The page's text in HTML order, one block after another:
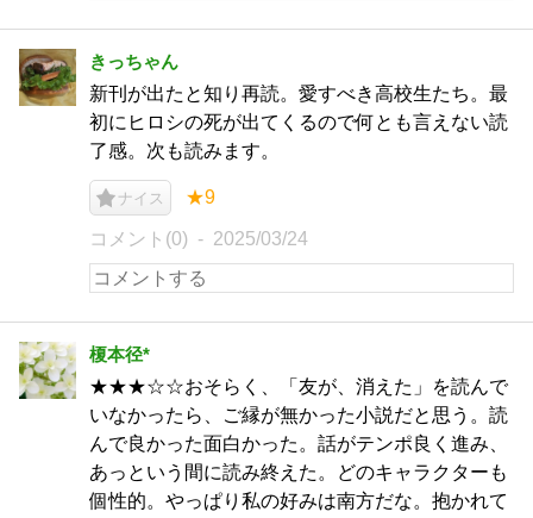
きっちゃん
新刊が出たと知り再読。愛すべき高校生たち。最
初にヒロシの死が出てくるので何とも言えない読
了感。次も読みます。
ナイス ★9
コメント(0) 2025/03/24
榎本径*
★★★☆☆おそらく、「友が、消えた」を読んで
いなかったら、ご縁が無かった小説だと思う。読
んで良かった面白かった。話がテンポ良く進み、
あっという間に読み終えた。どのキャラクターも
個性的。やっぱり私の好みは南方だな。抱かれて